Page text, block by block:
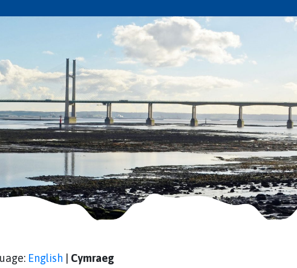
English | Cymraeg